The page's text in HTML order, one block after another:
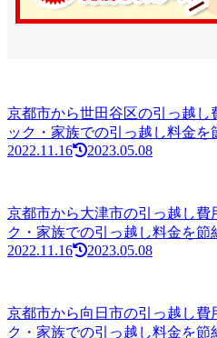
京都市から世田谷区の引っ越
ック・家族での引っ越し料金を
2022.11.16
2023.05.08
京都市から大津市の引っ越し費
ク・家族での引っ越し料金を節
2022.11.16
2023.05.08
京都市から向日市の引っ越し費
ク・家族での引っ越し料金を節